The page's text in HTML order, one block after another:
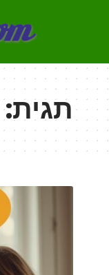
תגית: